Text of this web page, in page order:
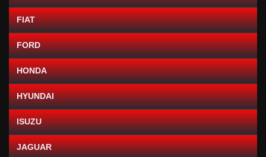
FIAT
FORD
HONDA
HYUNDAI
ISUZU
JAGUAR